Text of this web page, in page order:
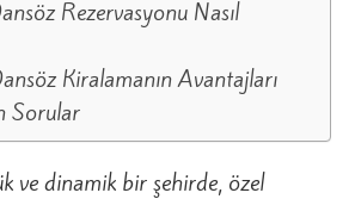
Rezervasyonu Nasıl
Kiralamanın Avantajları
Sorular
ve dinamik bir şehirde, özel